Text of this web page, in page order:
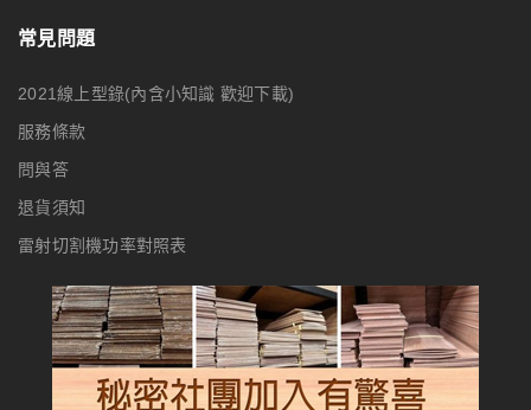
常見問題
2021線上型錄(內含小知識 歡迎下載)
服務條款
問與答
退貨須知
雷射切割機功率對照表